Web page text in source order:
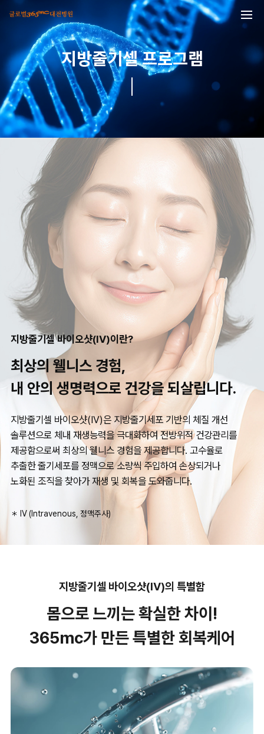
지방줄기셀 프로그램
지방줄기셀 바이오샷(IV)이란?
최상의 웰니스 경험,
내 안의 생명력으로 건강을 되살립니다.
지방줄기셀 바이오샷(IV)은 지방줄기세포 기반의 체질 개선
솔루션으로 체내 재생능력을 극대화하여 전방위적 건강관리를
제공함으로써 최상의 웰니스 경험을 제공합니다. 고수율로
추출한 줄기세포를 정맥으로 소량씩 주입하여 손상되거나
노화된 조직을 찾아가 재생 및 회복을 도와줍니다.
＊ IV (Intravenous, 정맥주사)
지방줄기셀 바이오샷(IV)의 특별함
몸으로 느끼는 확실한 차이!
365mc가 만든 특별한 회복케어